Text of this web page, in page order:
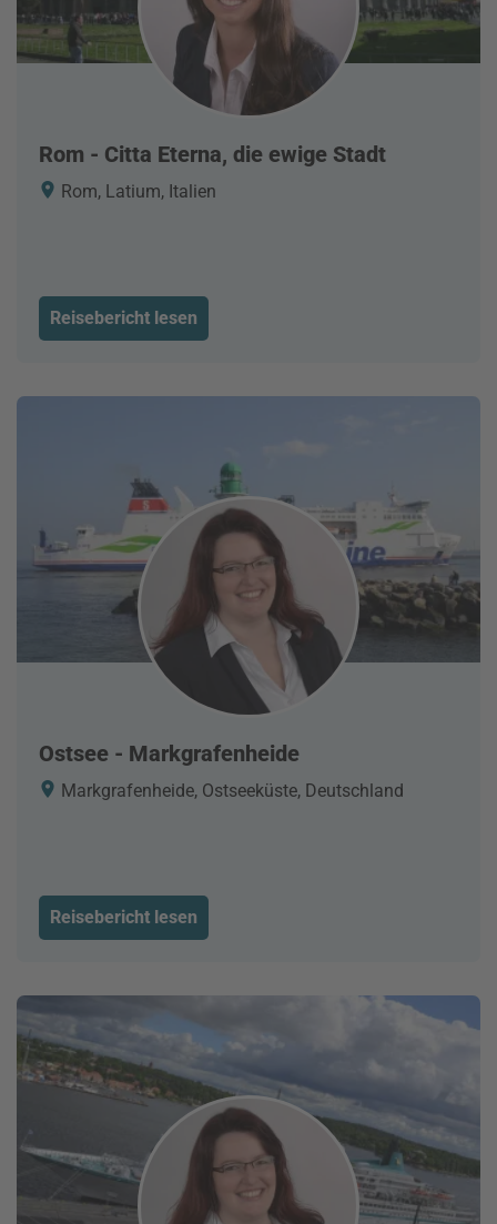
Rom - Citta Eterna, die ewige Stadt
Rom, Latium, Italien
Reisebericht lesen
Ostsee - Markgrafenheide
Markgrafenheide, Ostseeküste, Deutschland
Reisebericht lesen